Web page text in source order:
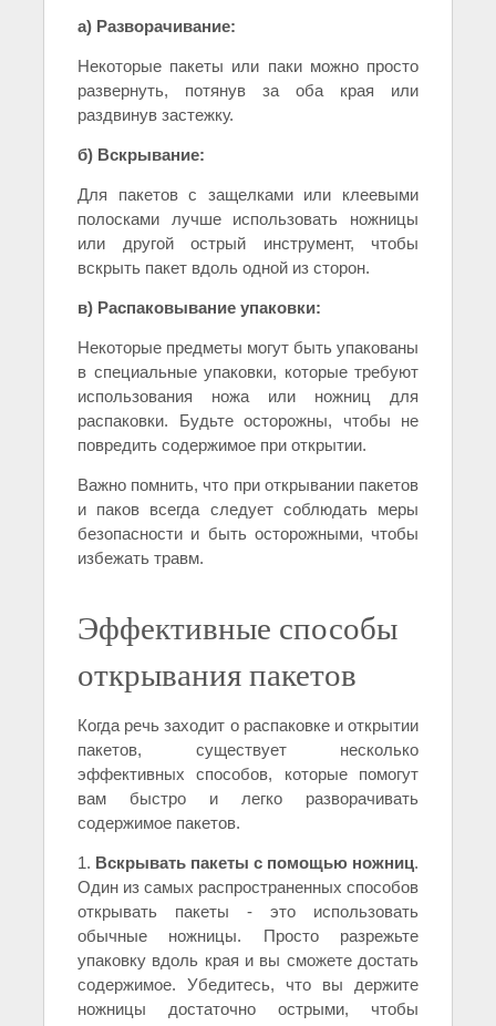
а) Разворачивание:
Некоторые пакеты или паки можно просто
развернуть, потянув за оба края или
раздвинув застежку.
б) Вскрывание:
Для пакетов с защелками или клеевыми
полосками лучше использовать ножницы
или другой острый инструмент, чтобы
вскрыть пакет вдоль одной из сторон.
в) Распаковывание упаковки:
Некоторые предметы могут быть упакованы
в специальные упаковки, которые требуют
использования ножа или ножниц для
распаковки. Будьте осторожны, чтобы не
повредить содержимое при открытии.
Важно помнить, что при открывании пакетов
и паков всегда следует соблюдать меры
безопасности и быть осторожными, чтобы
избежать травм.
Эффективные способы
открывания пакетов
Когда речь заходит о распаковке и открытии
пакетов, существует несколько
эффективных способов, которые помогут
вам быстро и легко разворачивать
содержимое пакетов.
1. Вскрывать пакеты с помощью ножниц.
Один из самых распространенных способов
открывать пакеты - это использовать
обычные ножницы. Просто разрежьте
упаковку вдоль края и вы сможете достать
содержимое. Убедитесь, что вы держите
ножницы достаточно острыми, чтобы